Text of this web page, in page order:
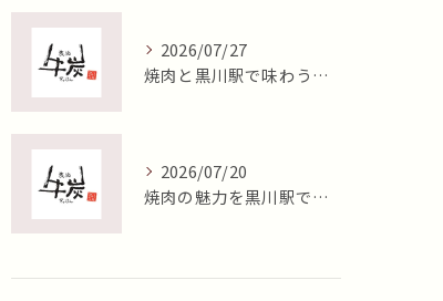
2026/07/27
焼肉と黒川駅で味わう絶品キムチの楽しみ方を徹底解説
2026/07/20
焼肉の魅力を黒川駅で堪能黒毛和牛ヒレの贅沢な楽しみ方